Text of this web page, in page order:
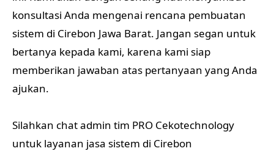
konsultasi Anda mengenai rencana pembuatan
sistem di Cirebon Jawa Barat. Jangan segan untuk
bertanya kepada kami, karena kami siap
memberikan jawaban atas pertanyaan yang Anda
ajukan.
Silahkan chat admin tim PRO Cekotechnology
untuk layanan jasa sistem di Cirebon